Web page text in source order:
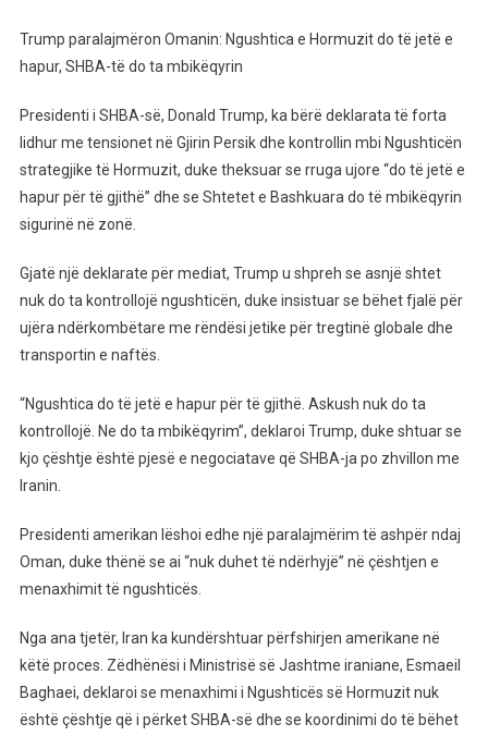
Paralajmëron
Tjetër
Për
Hormuzin:
Hedhim
Trump paralajmëron Omanin: Ngushtica e Hormuzit do të jetë e
hapur, SHBA-të do ta mbikëqyrin
Presidenti i SHBA-së, Donald Trump, ka bërë deklarata të forta
lidhur me tensionet në Gjirin Persik dhe kontrollin mbi Ngushticën
strategjike të Hormuzit, duke theksuar se rruga ujore “do të jetë e
hapur për të gjithë” dhe se Shtetet e Bashkuara do të mbikëqyrin
sigurinë në zonë.
Gjatë një deklarate për mediat, Trump u shpreh se asnjë shtet
nuk do ta kontrollojë ngushticën, duke insistuar se bëhet fjalë për
ujëra ndërkombëtare me rëndësi jetike për tregtinë globale dhe
transportin e naftës.
“Ngushtica do të jetë e hapur për të gjithë. Askush nuk do ta
kontrollojë. Ne do ta mbikëqyrim”, deklaroi Trump, duke shtuar se
kjo çështje është pjesë e negociatave që SHBA-ja po zhvillon me
Iranin.
Presidenti amerikan lëshoi edhe një paralajmërim të ashpër ndaj
Oman, duke thënë se ai “nuk duhet të ndërhyjë” në çështjen e
menaxhimit të ngushticës.
Nga ana tjetër, Iran ka kundërshtuar përfshirjen amerikane në
këtë proces. Zëdhënësi i Ministrisë së Jashtme iraniane, Esmaeil
Baghaei, deklaroi se menaxhimi i Ngushticës së Hormuzit nuk
është çështje që i përket SHBA-së dhe se koordinimi do të bëhet